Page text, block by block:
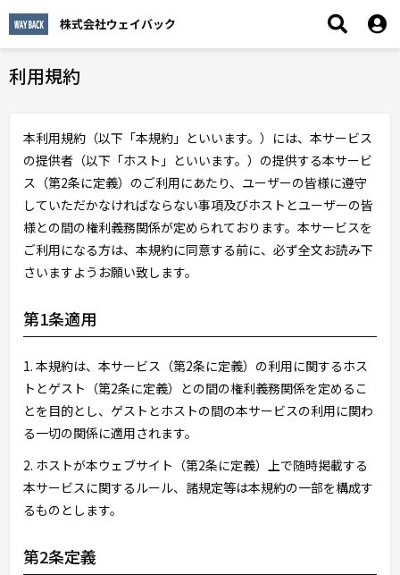
株式会社ウェイバック
利用規約
本利用規約（以下「本規約」といいます。）には、本サービス
の提供者（以下「ホスト」といいます。）の提供する本サービ
ス（第2条に定義）のご利用にあたり、ユーザーの皆様に遵守
していただかなければならない事項及びホストとユーザーの皆
様との間の権利義務関係が定められております。本サービスを
ご利用になる方は、本規約に同意する前に、必ず全文お読み下
さいますようお願い致します。
第1条適用
1. 本規約は、本サービス（第2条に定義）の利用に関するホス
トとゲスト（第2条に定義）との間の権利義務関係を定めるこ
とを目的とし、ゲストとホストの間の本サービスの利用に関わ
る一切の関係に適用されます。
2. ホストが本ウェブサイト（第2条に定義）上で随時掲載する
本サービスに関するルール、諸規定等は本規約の一部を構成す
るものとします。
第2条定義